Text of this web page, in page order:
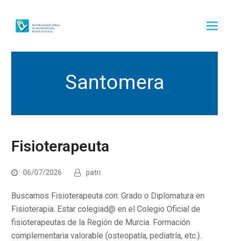
Santomera
Fisioterapeuta
06/07/2026 patri
Buscamos Fisioterapeuta con: Grado o Diplomatura en
Fisioterapia. Estar colegiad@ en el Colegio Oficial de
fisioterapeutas de la Región de Murcia. Formación
complementaria valorable (osteopatía, pediatría, etc.).